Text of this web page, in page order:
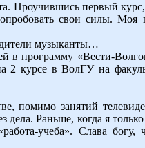
Проучившись первый
свои силы. Моя
музыканты…
программу «Вести-
2 курсе в ВолГУ на
помимо занятий
Раньше, когда я только
учеба». Слава богу,